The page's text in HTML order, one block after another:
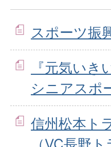
スポーツ振
『元気いき
シニアスポ
信州松本ト